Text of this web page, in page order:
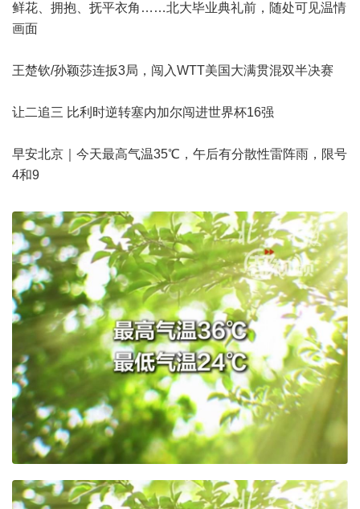
鲜花、拥抱、抚平衣角……北大毕业典礼前，随处可见温情
画面
王楚钦/孙颖莎连扳3局，闯入WTT美国大满贯混双半决赛
让二追三 比利时逆转塞内加尔闯进世界杯16强
早安北京｜今天最高气温35℃，午后有分散性雷阵雨，限号
4和9